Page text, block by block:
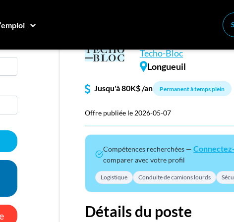
Nos
Class 1 Driver –
Techo-Bloc
Longueuil
Jusqu'à80K$ /an Permanent à temps plein
Offre publiée le 2026-05-07
Compétences recherchées —
comparer avec votre profil
Logistique Conduite de camions lourds
Détails du poste